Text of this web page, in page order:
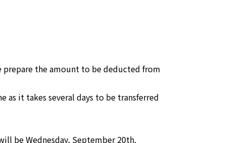
prepare the amount to be deducted from
as it takes several days to be transferred
be Wednesday, September 20th.